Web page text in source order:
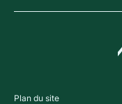
Plan du site